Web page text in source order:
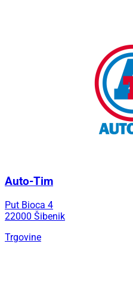
Auto-Tim
Put Bioca 4
22000 Šibenik
Trgovine